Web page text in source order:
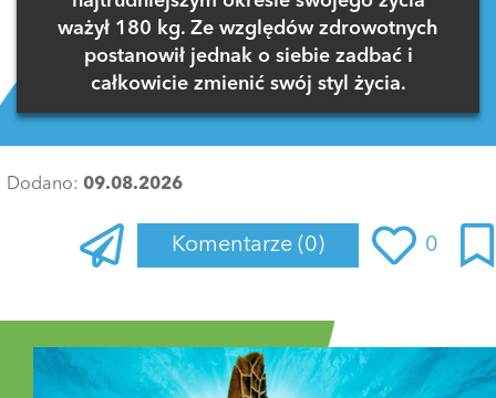
ważył 180 kg. Ze względów zdrowotnych
postanowił jednak o siebie zadbać i
całkowicie zmienić swój styl życia.
Dodano: 09.08.2026
Komentarze (0) 0